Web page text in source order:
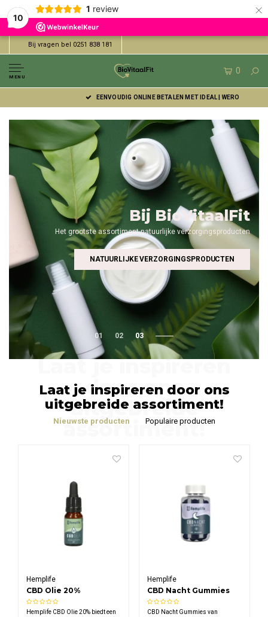
10
1 review ×
Bij vragen bel 0251 838 181
MENU
0
EENVOUDIG ONLINE BETALEN MET IDEAL | WERO
Bij BioVitaalFit
Het grootste assortiment natuurlijke verzorgingsproducten
NATUURLIJKE VERZORGINGSPRODUCTEN
01 02 03
Laat je inspireren door ons
uitgebreide assortiment!
Laat je inspireren
door ons
uitgebreide
assortiment!
Nieuwste producten Populaire producten
Hemplife
CBD Nacht Gummies
15mg (60st)
CBD Nacht Gummies van
Wedihemp
CBD Olie Raw 10%
Wedihemp CBD Olie Raw 10%